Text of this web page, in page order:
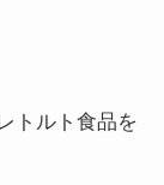
トルト食品を